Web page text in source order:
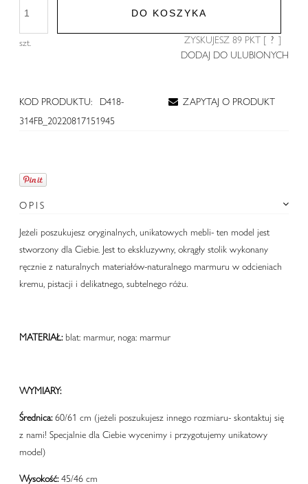
szt.
DO KOSZYKA
ZYSKUJESZ 89PKT [ ? ]
DODAJ DO ULUBIONYCH
KOD PRODUKTU:
D418-
314FB_20220817151945
ZAPYTAJ O PRODUKT
OPIS
Jeżeli poszukujesz oryginalnych, unikatowych mebli- ten model jest
stworzony dla Ciebie. Jest to ekskluzywny, okrągły stolik wykonany
ręcznie z naturalnych materiałów-naturalnego marmuru w odcieniach
kremu, pistacji i delikatnego, subtelnego różu.
MATERIAŁ:blat: marmur, noga: marmur
WYMIARY:
Średnica:60/61 cm (jeżeli poszukujesz innego rozmiaru- skontaktuj się
z nami! Specjalnie dla Ciebie wycenimy i przygotujemy unikatowy
model)
Wysokość:45/46 cm